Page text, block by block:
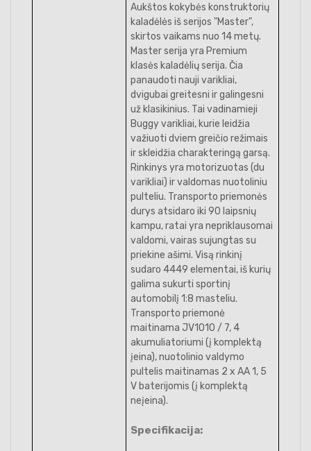
Aukštos kokybės konstruktorių
kaladėlės iš serijos "Master",
skirtos vaikams nuo 14 metų.
Master serija yra Premium
klasės kaladėlių serija. Čia
panaudoti nauji varikliai,
dvigubai greitesni ir galingesni
už klasikinius. Tai vadinamieji
Buggy varikliai, kurie leidžia
važiuoti dviem greičio režimais
ir skleidžia charakteringą garsą.
Rinkinys yra motorizuotas (du
varikliai) ir valdomas nuotoliniu
pulteliu. Transporto priemonės
durys atsidaro iki 90 laipsnių
kampu, ratai yra nepriklausomai
valdomi, vairas sujungtas su
priekine ašimi. Visą rinkinį
sudaro 4449 elementai, iš kurių
galima sukurti sportinį
automobilį 1:8 masteliu.
Transporto priemonė
maitinama JV1010 / 7, 4
akumuliatoriumi (į komplektą
įeina), nuotolinio valdymo
pultelis maitinamas 2 x AA 1, 5
V baterijomis (į komplektą
neįeina).
Specifikacija: